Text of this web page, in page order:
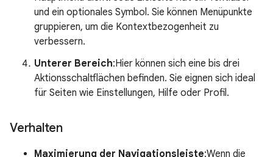
und ein optionales Symbol. Sie können Menüpunkte
gruppieren, um die Kontextbezogenheit zu
verbessern.
Unterer Bereich:Hier können sich eine bis drei
Aktionsschaltflächen befinden. Sie eignen sich ideal
für Seiten wie Einstellungen, Hilfe oder Profil.
Verhalten
Maximierung der Navigationsleiste:Wenn die